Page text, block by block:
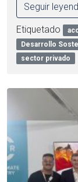
Seguir
Etiquetado
Desarrollo
sector privado